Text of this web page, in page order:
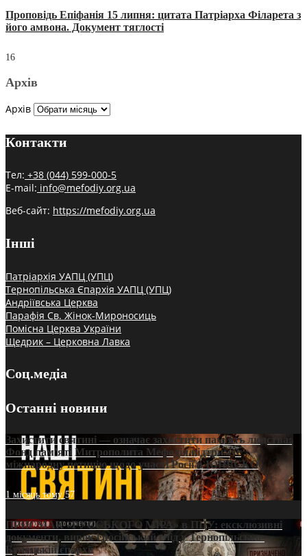
Проповідь Епіфанія 15 липня: цитата Патріарха Філарета з
його амвона. Документ тяглості
16
Архів
Архів
Контакти
Тел: +38 (044) 599-000-5
E-mail: info@mefodiy.org.ua
Веб-сайт: https://mefodiy.org.ua
Інші
Патріархія УАПЦ (УПЦ)
Тернопільська Єпархія УАПЦ (УПЦ)
Андріївська Церква
Парафія Св. Жінок-Мироносиць
Помісна Церква України
Щедрик – Церковна Лавка
Соц.медіа
Останні новини
Захистити святині — означає захистити пам’ять людства:
Фонд пам’яті Митрополита Мефодія підтримує
міжнародну петицію щодо участі Росії в ЮНЕСКО
1 місяць тому57
ПРИСМАК «РУССЬКОГО МІРА» в ПЦУ: ексклюзивні
документи, вирок і російський слід у Тернопільсько-
Бучацькій єпархії